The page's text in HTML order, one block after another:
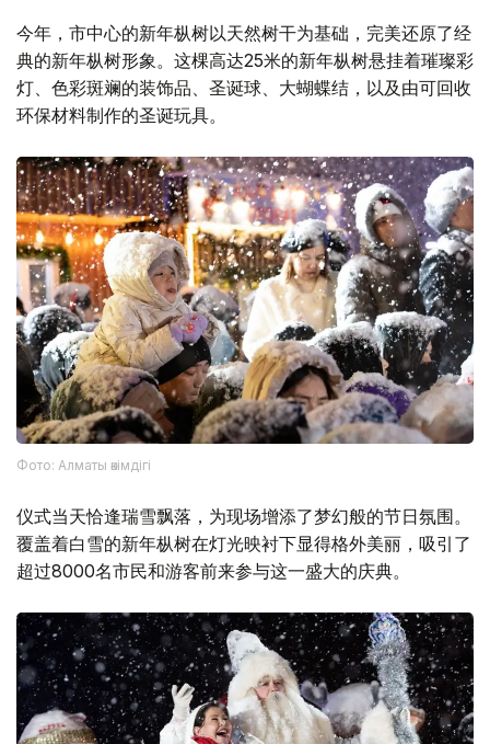
今年，市中心的新年枞树以天然树干为基础，完美还原了经
典的新年枞树形象。这棵高达25米的新年枞树悬挂着璀璨彩
灯、色彩斑斓的装饰品、圣诞球、大蝴蝶结，以及由可回收
环保材料制作的圣诞玩具。
Фото: Алматы әкімдігі
仪式当天恰逢瑞雪飘落，为现场增添了梦幻般的节日氛围。
覆盖着白雪的新年枞树在灯光映衬下显得格外美丽，吸引了
超过8000名市民和游客前来参与这一盛大的庆典。